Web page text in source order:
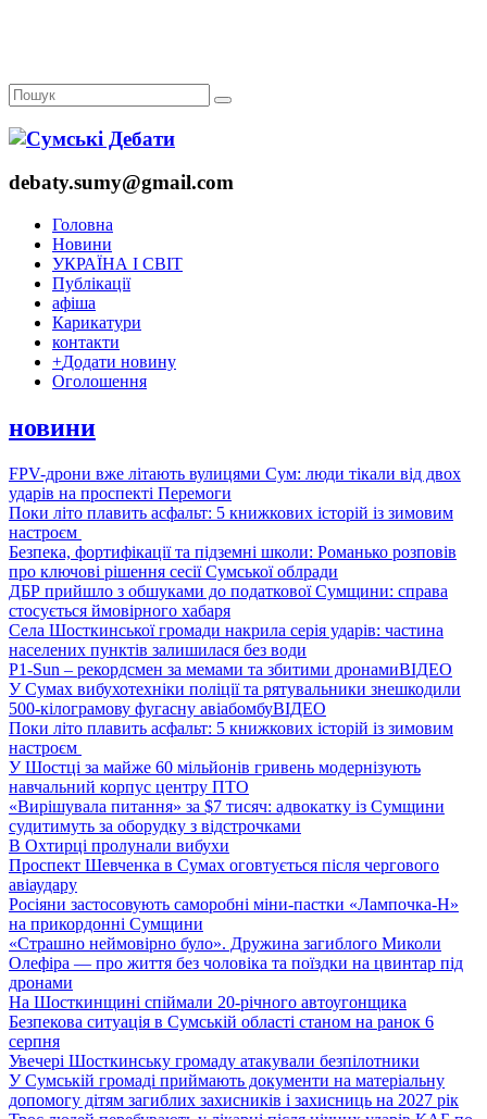
debaty.sumy@gmail.com
Головна
Новини
УКРАЇНА І СВІТ
Публікації
афіша
Карикатури
контакти
+Додати новину
Оголошення
новини
FPV-дрони вже літають вулицями Сум: люди тікали від двох
ударів на проспекті Перемоги
Поки літо плавить асфальт: 5 книжкових історій із зимовим
настроєм
Безпека, фортифікації та підземні школи: Романько розповів
про ключові рішення сесії Сумської облради
ДБР прийшло з обшуками до податкової Сумщини: справа
стосується ймовірного хабаря
Села Шосткинської громади накрила серія ударів: частина
населених пунктів залишилася без води
P1-Sun – рекордсмен за мемами та збитими дронамиВІДЕО
У Сумах вибухотехніки поліції та рятувальники знешкодили
500-кілограмову фугасну авіабомбуВІДЕО
Поки літо плавить асфальт: 5 книжкових історій із зимовим
настроєм
У Шостці за майже 60 мільйонів гривень модернізують
навчальний корпус центру ПТО
«Вирішувала питання» за $7 тисяч: адвокатку із Сумщини
судитимуть за оборудку з відстрочками
В Охтирці пролунали вибухи
Проспект Шевченка в Сумах оговтується після чергового
авіаудару
Росіяни застосовують саморобні міни-пастки «Лампочка-Н»
на прикордонні Сумщини
«Страшно неймовірно було». Дружина загиблого Миколи
Олефіра — про життя без чоловіка та поїздки на цвинтар під
дронами
На Шосткинщині спіймали 20-річного автоугонщика
Безпекова ситуація в Сумській області станом на ранок 6
серпня
Увечері Шосткинську громаду атакували безпілотники
У Сумській громаді приймають документи на матеріальну
допомогу дітям загиблих захисників і захисниць на 2027 рік